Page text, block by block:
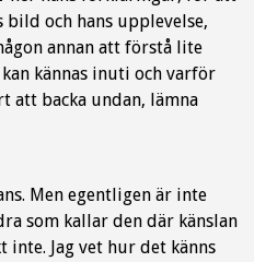
bild och hans upplevelse,
annan att förstå lite
kännas inuti och varför
att backa undan, lämna
Men egentligen är inte
som kallar den där känslan
Jag vet hur det känns